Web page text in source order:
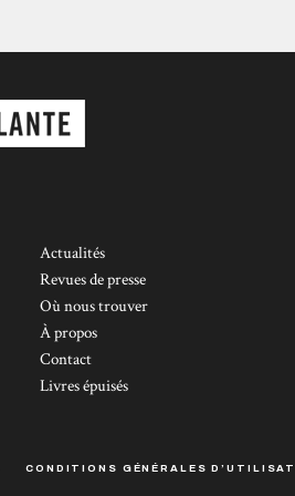
Actualités
Revues de presse
Où nous trouver
À propos
Contact
Livres épuisés
CONDITIONS GÉNÉRALES